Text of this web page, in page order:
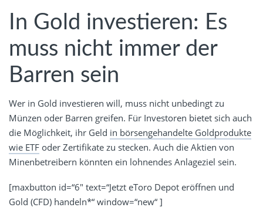
In Gold investieren: Es
muss nicht immer der
Barren sein
Wer in Gold investieren will, muss nicht unbedingt zu
Münzen oder Barren greifen. Für Investoren bietet sich auch
die Möglichkeit, ihr Geld in börsengehandelte Goldprodukte
wie ETF oder Zertifikate zu stecken. Auch die Aktien von
Minenbetreibern könnten ein lohnendes Anlageziel sein.
[maxbutton id=“6″ text=“Jetzt eToro Depot eröffnen und
Gold (CFD) handeln*“ window=“new“ ]